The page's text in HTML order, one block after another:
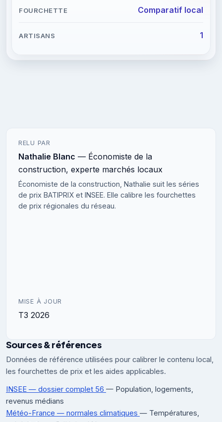
Comparatif local
1
RELU PAR
Nathalie Blanc — Économiste de la
construction, experte marchés locaux
Économiste de la construction, Nathalie suit les séries
de prix BATIPRIX et INSEE. Elle calibre les fourchettes
de prix régionales du réseau.
MISE À JOUR
T3 2026
Sources & références
Données de référence utilisées pour calibrer le contenu local,
les fourchettes de prix et les aides applicables.
INSEE — dossier complet 56 — Population, logements,
revenus médians
Météo-France — normales climatiques — Températures,